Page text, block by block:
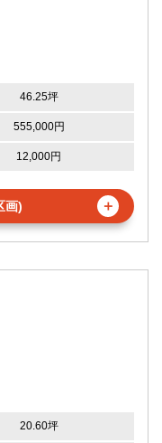
46.25坪
555,000円
12,000円
画) ＋
20.60坪